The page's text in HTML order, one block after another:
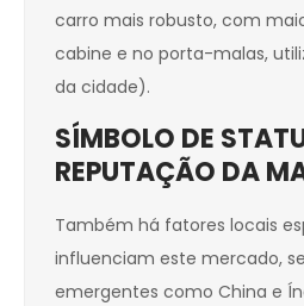
carro mais robusto, com
cabine e no porta-malas,
da cidade).
SÍMBOLO DE
REPUTAÇÃO DA
Também há fatores locais
influenciam este mercado,
emergentes como China e